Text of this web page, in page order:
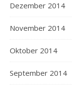
Dezember 2014
November 2014
Oktober 2014
September 2014